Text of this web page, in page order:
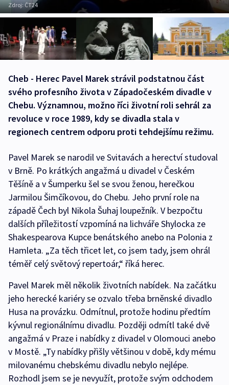
Zdroj:ČT24
Cheb - Herec Pavel Marek strávil podstatnou část
svého profesního života v Západočeském divadle v
Chebu. Významnou, možno říci životní roli sehrál za
revoluce v roce 1989, kdy se divadla stala v
regionech centrem odporu proti tehdejšímu režimu.
Pavel Marek se narodil ve Svitavách a herectví studoval
v Brně. Po krátkých angažmá u divadel v Českém
Těšíně a v Šumperku šel se svou ženou, herečkou
Jarmilou Šimčíkovou, do Chebu. Jeho první role na
západě Čech byl Nikola Šuhaj loupežník. V bezpočtu
dalších příležitostí vzpomíná na lichváře Shylocka ze
Shakespearova Kupce benátského anebo na Polonia z
Hamleta. „Za těch třicet let, co jsem tady, jsem ohrál
téměř celý světový repertoár,“ říká herec.
Pavel Marek měl několik životních nabídek. Na začátku
jeho herecké kariéry se ozvalo třeba brněnské divadlo
Husa na provázku. Odmítnul, protože hodinu předtím
kývnul regionálnímu divadlu. Později odmítl také dvě
angažmá v Praze i nabídky z divadel v Olomouci anebo
v Mostě. „Ty nabídky přišly většinou v době, kdy mému
milovanému chebskému divadlu nebylo nejlépe.
Rozhodl jsem se je nevyužít, protože svým odchodem